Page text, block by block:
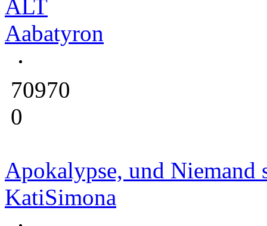
ALT
Aabatyron
70970
0
Apokalypse, und Niemand
KatiSimona